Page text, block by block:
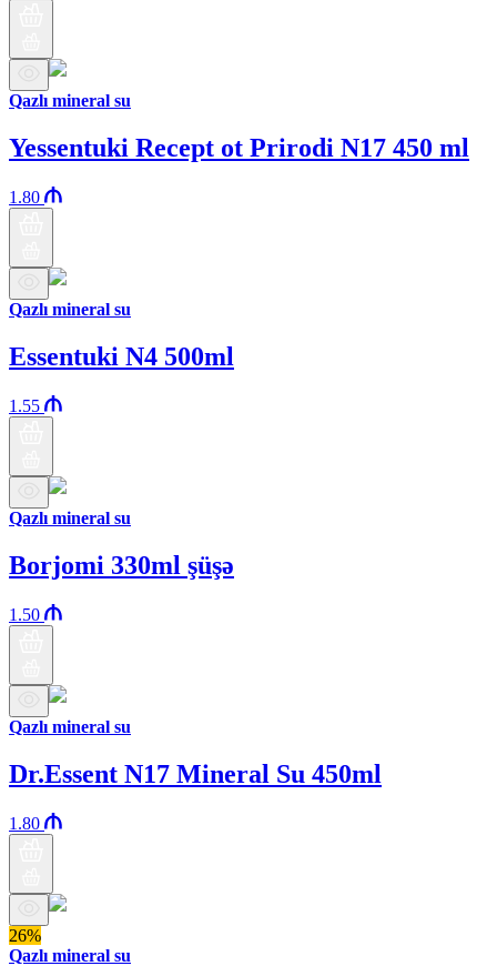
Qazlı mineral su
Yessentuki Recept ot Prirodi N17 450 ml
1.80
Qazlı mineral su
Essentuki N4 500ml
1.55
Qazlı mineral su
Borjomi 330ml şüşə
1.50
Qazlı mineral su
Dr.Essent N17 Mineral Su 450ml
1.80
26%
Qazlı mineral su